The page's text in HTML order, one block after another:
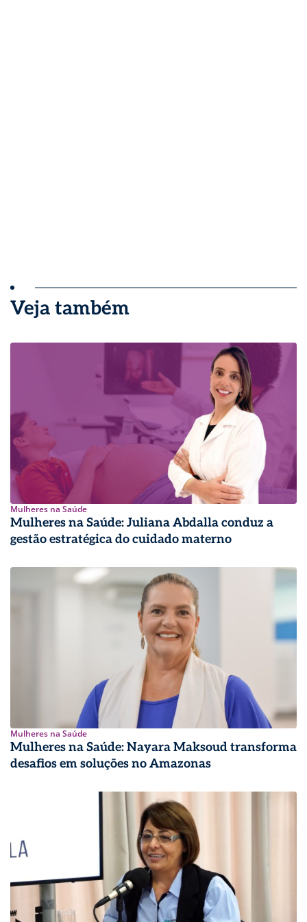
Veja também
Mulheres na Saúde
Mulheres na Saúde: Juliana Abdalla conduz a
gestão estratégica do cuidado materno
Mulheres na Saúde
Mulheres na Saúde: Nayara Maksoud transforma
desafios em soluções no Amazonas